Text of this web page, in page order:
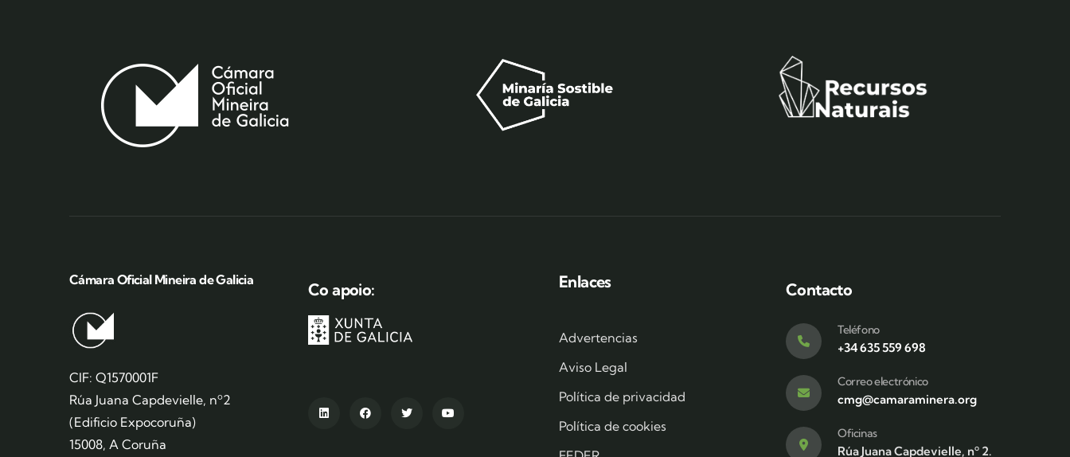
Cámara Oficial Mineira de Galicia
CIF: Q1570001F
Rúa Juana Capdevielle, nº2
(Edificio Expocoruña)
15008, A Coruña
Co apoio: Enlaces
Advertencias
Aviso Legal
Política de privacidad
Política de cookies
Contacto
Teléfono
+34 635 559 698
Correo electrónico
cmg@camaraminera.org
Oficinas
Rúa Juana Capdevielle, nº 2.